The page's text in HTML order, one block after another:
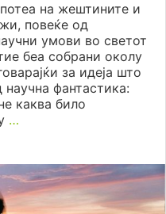
на жештините и
повеќе од
умови во светот
беа собрани околу
за идеја што
фантастика:
каква било
…